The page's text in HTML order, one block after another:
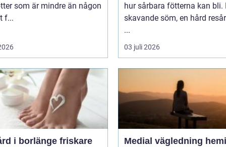
som är mindre än någon
f...
hur sårbara fötterna kan bli.
skavande söm, en hård
...
03 juli 2026
i borlänge friskare
Medial vägledning